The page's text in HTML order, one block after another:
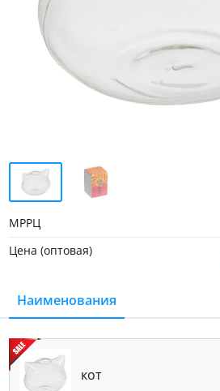
МРРЦ
Цена (оптовая)
Наименования
кот